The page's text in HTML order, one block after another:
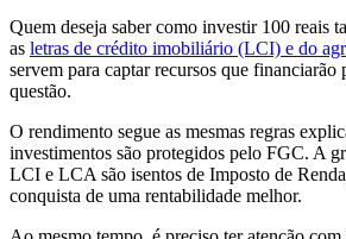
Quem deseja saber como investir 100 reais
as letras de crédito imobiliário (LCI) e do
servem para captar recursos que financiarão
questão.
O rendimento segue as mesmas regras
investimentos são protegidos pelo FGC. A
LCI e LCA são isentos de Imposto de
conquista de uma rentabilidade melhor.